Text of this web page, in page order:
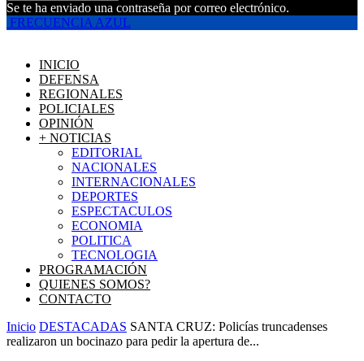
Se te ha enviado una contraseña por correo electrónico.
FRECUENCIA AZUL
INICIO
DEFENSA
REGIONALES
POLICIALES
OPINIÓN
+ NOTICIAS
EDITORIAL
NACIONALES
INTERNACIONALES
DEPORTES
ESPECTACULOS
ECONOMIA
POLITICA
TECNOLOGIA
PROGRAMACIÓN
QUIENES SOMOS?
CONTACTO
Inicio DESTACADAS SANTA CRUZ: Policías truncadenses
realizaron un bocinazo para pedir la apertura de...